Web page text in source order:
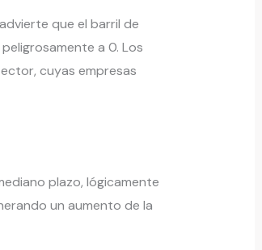
que el barril de
a 0. Los
cuyas empresas
plazo, lógicamente
un aumento de la